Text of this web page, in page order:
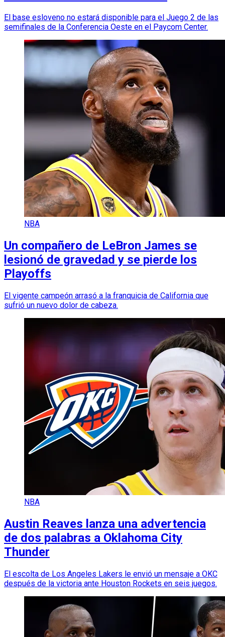
El base esloveno no estará disponible para el Juego 2 de las
semifinales de la Conferencia Oeste en el Paycom Center.
NBA
Un compañero de LeBron James se
lesionó de gravedad y se pierde los
Playoffs
El vigente campeón arrasó a la franquicia de California que
sufrió un nuevo dolor de cabeza.
NBA
Austin Reaves lanza una advertencia
de dos palabras a Oklahoma City
Thunder
El escolta de Los Angeles Lakers le envió un mensaje a OKC
después de la victoria ante Houston Rockets en seis juegos.